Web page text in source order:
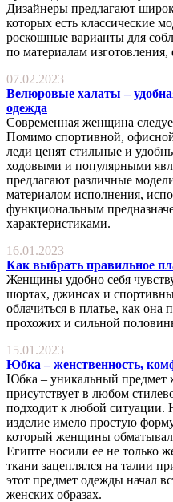
Дизайнеры предлагают
которых есть классические
роскошные варианты для
по материалам
07.02.2023
Велюровые халаты –
одежда
Современная женщина
Помимо спортивной,
леди ценят стильные и
ходовыми и популярными
предлагают различные
материалом исполнения,
функциональным
характеристиками.
16.01.2023
Как выбрать правильное
Женщины удобно себя
шортах, джинсах и
облачиться в платье, как она
прохожих и сильной
15.01.2023
Юбка – женственность,
Юбка – уникальный предмет
присутствует в любом
подходит к любой ситуации.
изделие имело простую
который женщины
Египте носили ее не
ткани зацеплялся на талии
этот предмет одежды начал
женских образах.